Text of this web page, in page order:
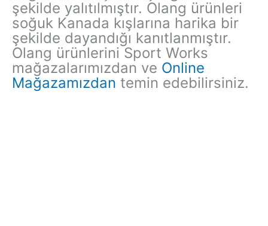
şekilde yalıtılmıştır. Olang ürünleri
soğuk Kanada kışlarına harika bir
şekilde dayandığı kanıtlanmıştır.
Olang ürünlerini Sport Works
mağazalarımızdan ve Online
Mağazamızdan temin edebilirsiniz.